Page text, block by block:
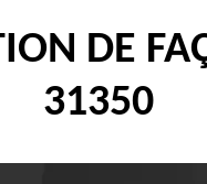
DE
31350